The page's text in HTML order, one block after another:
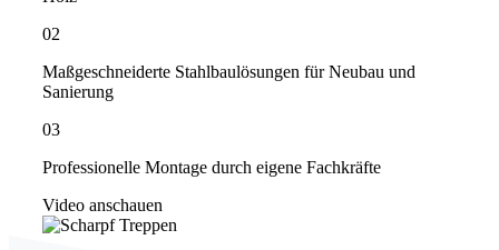
02
Maßgeschneiderte Stahlbaulösungen für Neubau und
Sanierung
03
Professionelle Montage durch eigene Fachkräfte
Video anschauen